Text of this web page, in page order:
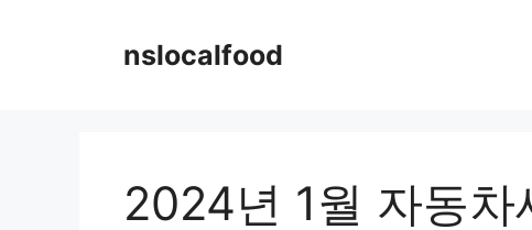
nslocalfood
2024년 1월 자동차